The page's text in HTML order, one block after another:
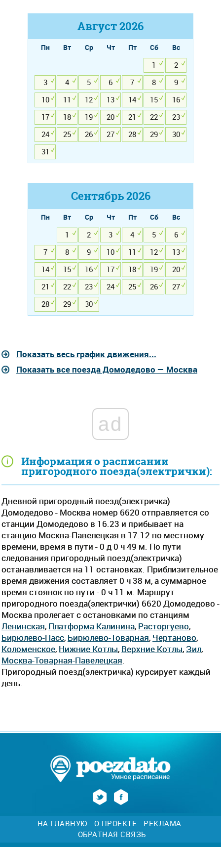
Информация о расписании
пригородного поезда(электрички):
Дневной пригородный поезд(электричка)
Домодедово - Москва номер 6620 отправляется со
станции Домодедово в 16.23 и прибывает на
станцию Москва-Павелецкая в 17.12 по местному
времени, время в пути - 0 д 0 ч 49 м. По пути
следования пригородный поезд(электричка)
останавливается на 11 остановках. Приблизительное
время движения составляет 0 ч 38 м, а суммарное
время стоянок по пути - 0 ч 11 м. Маршрут
пригородного поезда(электрички) 6620 Домодедово -
Москва пролегает c остановками по станциям
Ленинская, Платформа Калинина, Расторгуево,
Бирюлево-Пасс, Бирюлево-Товарная, Чертаново,
Коломенское, Нижние Котлы, Верхние Котлы, Зил,
Москва-Товарная-Павелецкая
Пригородный поезд(электричка) курсирует каждый
день.
Август2026
Пн Вт Ср Чт Пт Сб
Вс
1
2
3
4 5 6 7 8
9
10
11 12 13 14 15
16
17
18 19 20 21 22
23
24
25 26 27 28 29
30
31
Сентябрь2026
Пн Вт Ср Чт Пт Сб
Вс
1
2 3 4 5
6
7
8 9 10 11 12
13
14
15 16 17 18 19
20
21
22 23 24 25 26
27
28
29 30
Показать весь график движения...
Показать все поезда Домодедово — Москва
ad
НА ГЛАВНУЮ О ПРОЕКТЕ
РЕКЛАМА
ОБРАТНАЯ СВЯЗЬ